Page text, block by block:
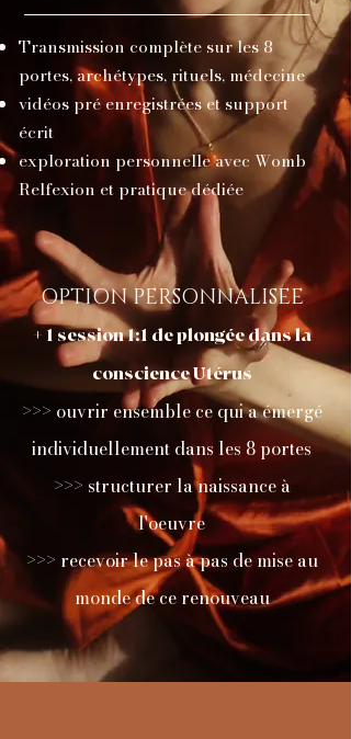
Transmission complète sur les 8
portes, archétypes, rituels, médecine
vidéos pré enregistrées et support
écrit
exploration personnelle avec Womb
Relfexion et pratique dédiée
OPTION PERSONNALISEE
+ 1 session 1:1 de plongée dans la
conscience Utérus
>>> ouvrir ensemble ce qui a émergé
individuellement dans les 8 portes
>>> structurer la naissance à
l'oeuvre
>>> recevoir le pas à pas de mise au
monde de ce renouveau